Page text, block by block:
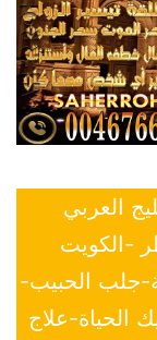
العربي
-الكويت
جلب الحبيب-
الحياة-علاج